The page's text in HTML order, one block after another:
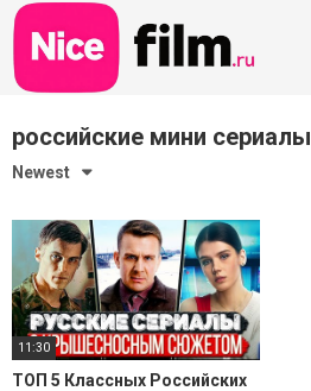
Skip
to
content
российские мини сериалы
Newest
11:30
ТОП 5 Классных Российских